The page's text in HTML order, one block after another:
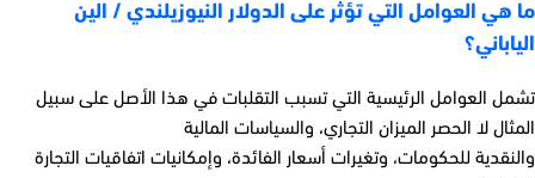
ما هي العوامل التي تؤثر على الدولار النيوزيلندي / الين
الياباني؟
تشمل العوامل الرئيسية التي تسبب التقلبات في هذا الأصل على سبيل
المثال لا الحصر الميزان التجاري، والسياسات المالية
والنقدية للحكومات، وتغيرات أسعار الفائدة، وإمكانيات اتفاقيات التجارة